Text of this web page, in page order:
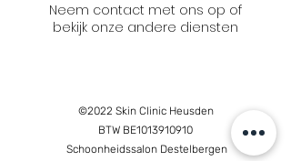
Neem contact met ons op of
bekijk onze andere diensten
©2022 Skin Clinic Heusden
BTW BE1013910910
Schoonheidssalon Destelbergen